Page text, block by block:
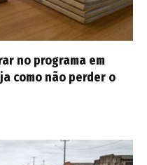
no programa em
como não perder o